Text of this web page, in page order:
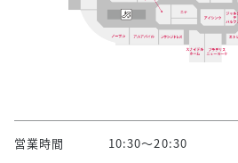
営業時間 10:30～20:30